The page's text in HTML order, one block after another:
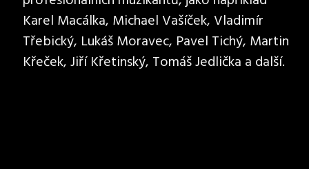
Karel Macálka, Michael Vašíček, Vladimír
Třebický, Lukáš Moravec, Pavel Tichý, Martin
Křeček, Jiří Křetinský, Tomáš Jedlička a další.